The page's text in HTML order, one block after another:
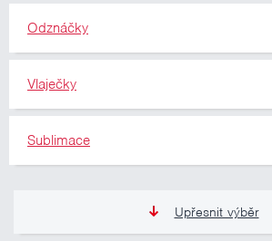
Odznáčky
Vlaječky
Sublimace
Upřesnit výběr